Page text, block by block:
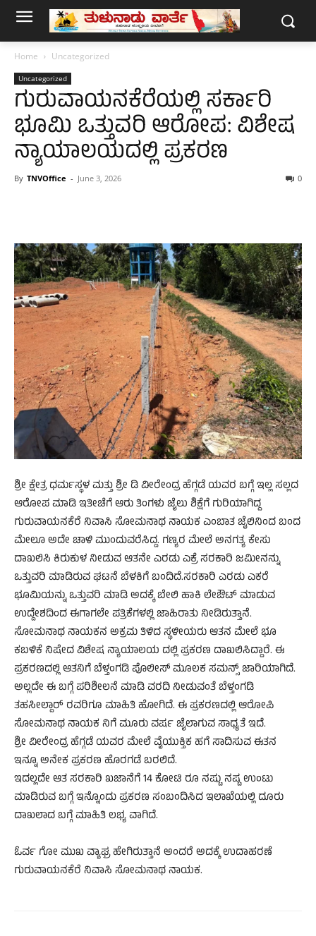
Home Uncategorized
Uncategorized
ಗುರುವಾಯನಕೆರೆಯಲ್ಲಿ ಸರ್ಕಾರಿ
ಭೂಮಿ ಒತ್ತುವರಿ ಆರೋಪ: ವಿಶೇಷ
ನ್ಯಾಯಾಲಯದಲ್ಲಿ ಪ್ರಕರಣ
By TNVOffice - June 3, 2026 0
ಶ್ರೀ ಕ್ಷೇತ್ರ ಧರ್ಮಸ್ಥಳ ಮತ್ತು ಶ್ರೀ ಡಿ ವೀರೇಂದ್ರ ಹೆಗ್ಗಡೆ ಯವರ ಬಗ್ಗೆ ಇಲ್ಲ ಸಲ್ಲದ
ಆರೋಪ ಮಾಡಿ ಇತೀಚೆಗೆ ಆರು ತಿಂಗಳು ಜೈಲು ಶಿಕ್ಷೆಗೆ ಗುರಿಯಾಗಿದ್ದ
ಗುರುವಾಯನಕೆರೆ ನಿವಾಸಿ ಸೋಮನಾಥ ನಾಯಕ ಎಂಬಾತ ಜೈಲಿನಿಂದ ಬಂದ
ಮೇಲೂ ಅದೇ ಚಾಳಿ ಮುಂದುವರೆಸಿದ್ದ. ಗಣ್ಯರ ಮೇಲೆ ಅನಗತ್ಯ ಕೇಸು
ದಾಖಲಿಸಿ ಕಿರುಕುಳ ನೀಡುವ ಆತನೇ ಎರಡು ಎಕ್ರೆ ಸರಕಾರಿ ಜಮೀನನ್ನು
ಒತ್ತುವರಿ ಮಾಡಿರುವ ಘಟನೆ ಬೆಳಕಿಗೆ ಬಂದಿದೆ.ಸರಕಾರಿ ಎರಡು ಎಕರೆ
ಭೂಮಿಯನ್ನು ಒತ್ತುವರಿ ಮಾಡಿ ಅದಕ್ಕೆ ಬೇಲಿ ಹಾಕಿ ಲೇಔಟ್ ಮಾಡುವ
ಉದ್ದೇಶದಿಂದ ಈಗಾಗಲೇ ಪತ್ರಿಕೆಗಳಲ್ಲಿ ಜಾಹಿರಾತು ನೀಡಿರುತ್ತಾನೆ.
ಸೋಮನಾಥ ನಾಯಕನ ಅಕ್ರಮ ತಿಳಿದ ಸ್ಥಳೀಯರು ಆತನ ಮೇಲೆ ಭೂ
ಕಬಳಿಕೆ ನಿಷೇದ ವಿಶೇಷ ನ್ಯಾಯಾಲಯ ದಲ್ಲಿ ಪ್ರಕರಣ ದಾಖಲಿಸಿದ್ದಾರೆ. ಈ
ಪ್ರಕರಣದಲ್ಲಿ ಆತನಿಗೆ ಬೆಳ್ತಂಗಡಿ ಪೊಲೀಸ್ ಮೂಲಕ ಸಮನ್ಸ್ ಜಾರಿಯಾಗಿದೆ.
ಅಲ್ಲದೇ ಈ ಬಗ್ಗೆ ಪರಿಶೀಲನೆ ಮಾಡಿ ವರದಿ ನೀಡುವಂತೆ ಬೆಳ್ತಂಗಡಿ
ತಹಸೀಲ್ದಾರ್ ರವರಿಗೂ ಮಾಹಿತಿ ಹೋಗಿದೆ. ಈ ಪ್ರಕರಣದಲ್ಲಿ ಆರೋಪಿ
ಸೋಮನಾಥ ನಾಯಕ ನಿಗೆ ಮೂರು ವರ್ಷ ಜೈಲಾಗುವ ಸಾಧ್ಯತೆ ಇದೆ.
ಶ್ರೀ ವೀರೇಂದ್ರ ಹೆಗ್ಗಡೆ ಯವರ ಮೇಲೆ ವೈಯುಕ್ತಿಕ ಹಗೆ ಸಾದಿಸುವ ಈತನ
ಇನ್ನೂ ಅನೇಕ ಪ್ರಕರಣ ಹೊರಗಡೆ ಬರಲಿದೆ.
ಇದಲ್ಲದೇ ಆತ ಸರಕಾರಿ ಖಜಾನೆಗೆ 14 ಕೋಟಿ ರೂ ನಷ್ಟು ನಷ್ಟ ಉಂಟು
ಮಾಡಿರುವ ಬಗ್ಗೆ ಇನ್ನೊಂದು ಪ್ರಕರಣ ಸಂಬಂದಿಸಿದ ಇಲಾಖೆಯಲ್ಲಿ ದೂರು
ದಾಖಲಾದ ಬಗ್ಗೆ ಮಾಹಿತಿ ಲಭ್ಯ ವಾಗಿದೆ.
ಓರ್ವ ಗೋ ಮುಖ ವ್ಯಾಘ್ರ ಹೇಗಿರುತ್ತಾನೆ ಅಂದರೆ ಅದಕ್ಕೆ ಉದಾಹರಣೆ
ಗುರುವಾಯನಕೆರೆ ನಿವಾಸಿ ಸೋಮನಾಥ ನಾಯಕ.